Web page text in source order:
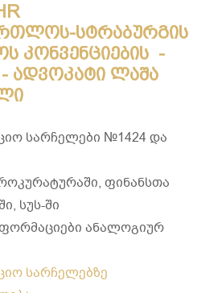
სტრაბურგის
კონვენციების -
ადვოკატი ლაშა
სარჩელები №1424 და
ფინანსთა
სუს-ში
ანალოგიურ
სარჩელებზე